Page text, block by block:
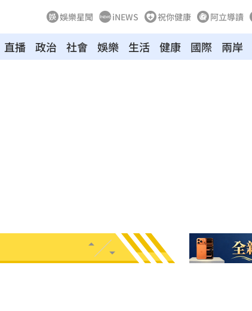
娛樂星聞 iNEWS 祝你健康 阿立導讀
直播 政治 社會 娛樂 生活 健康 國際 兩岸